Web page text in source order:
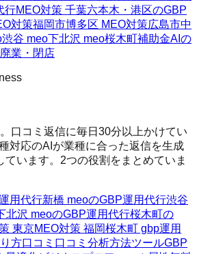
行MEO対策 千葉六本木・港区のGBP
対策福岡市博多区 MEO対策広島市中
渋谷 meo下北沢 meo桜木町補助金AIの
廃業・閉店
口コミ返信に毎日30分以上かけてい
対応のAIが業種に合った返信を生成
ています。2つの役割をまとめていま
用代行新橋 meoのGBP運用代行渋谷
北沢 meoのGBP運用代行桜木町の
東京MEO対策 福岡桜木町 gbp運用
方口コミ 口コミ分析方法ツールGBP